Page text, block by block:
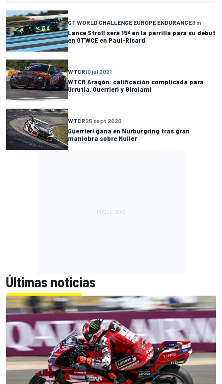
GT WORLD CHALLENGE EUROPE ENDURANCE3 m
Lance Stroll será 15º en la parrilla para su debut
en GTWCE en Paul-Ricard
WTCR10 jul 2021
WTCR Aragón: calificación complicada para
Urrutia, Guerrieri y Girolami
WTCR25 sept 2020
Guerrieri gana en Nurburgring tras gran
maniobra sobre Muller
Últimas noticias